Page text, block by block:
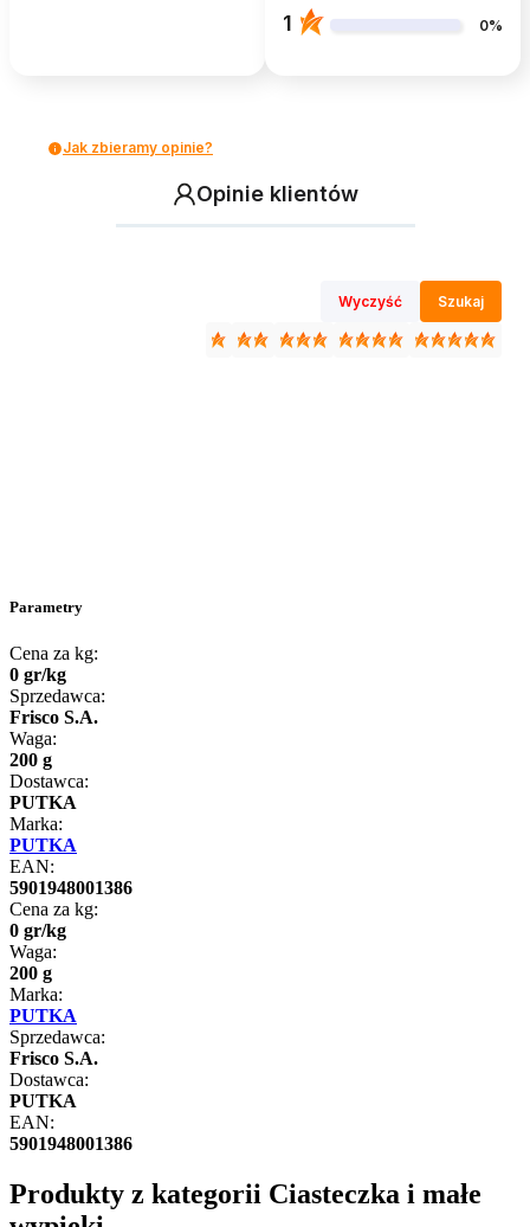
1 0%
Jak zbieramy opinie?
Opinie klientów
Wyczyść Szukaj
Parametry
Cena za kg:
0 gr/kg
Sprzedawca:
Frisco S.A.
Waga:
200 g
Dostawca:
PUTKA
Marka:
PUTKA
EAN:
5901948001386
Cena za kg:
0 gr/kg
Waga:
200 g
Marka:
PUTKA
Sprzedawca:
Frisco S.A.
Dostawca:
PUTKA
EAN:
5901948001386
Produkty z kategorii Ciasteczka i małe